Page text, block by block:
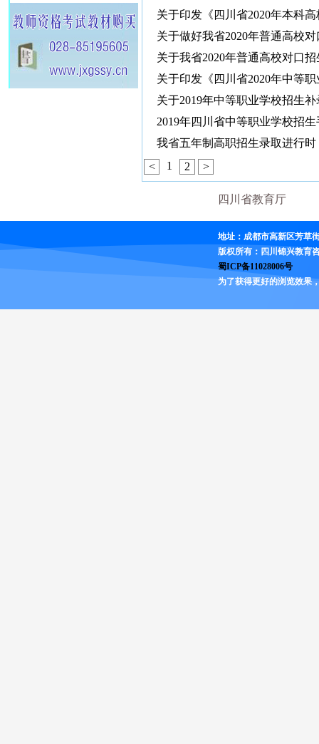
关于印发《四川省2020年本科
毕业生的招生办法》通知
关于做好我省2020年普通高校
关于我省2020年普通高校对口
关于印发《四川省2020年中等
定》的通知
关于2019年中等职业学校招生
2019年四川省中等职业学校招生
我省五年制高职招生录取进行时
<
1 2 >
四川省教育厅
地址：成都市高新区芳草
版权所有：四川锦兴教育
蜀ICP备11028006号
为了获得更好的浏览效果